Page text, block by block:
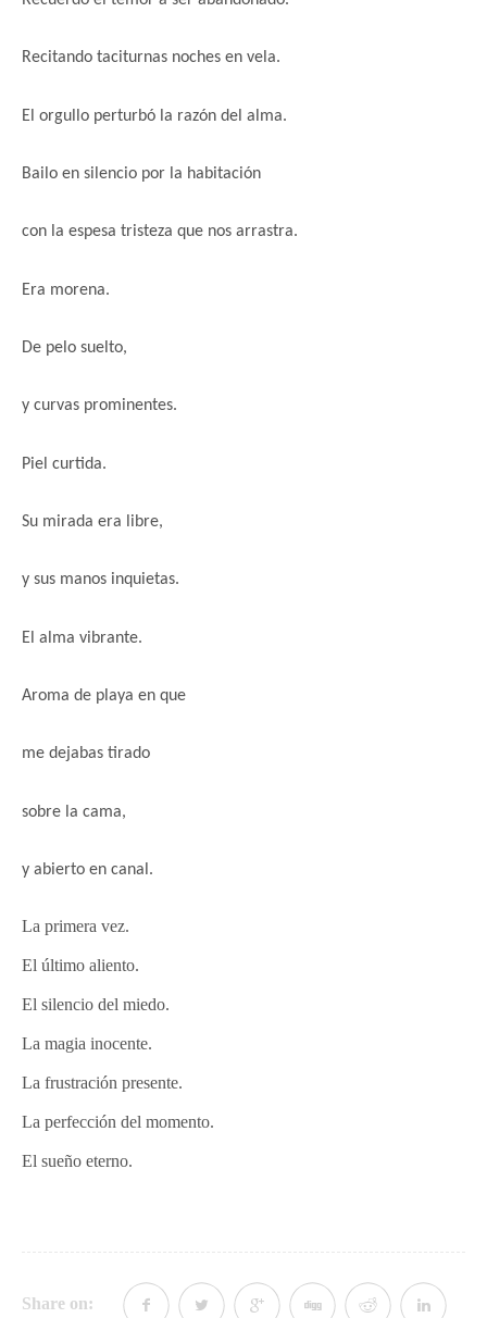
Recitando taciturnas noches en vela.
El orgullo perturbó la razón del alma.
Bailo en silencio por la habitación
con la espesa tristeza que nos arrastra.
Era morena.
De pelo suelto,
y curvas prominentes.
Piel curtida.
Su mirada era libre,
y sus manos inquietas.
El alma vibrante.
Aroma de playa en que
me dejabas tirado
sobre la cama,
y abierto en canal.
La primera vez.
El último aliento.
El silencio del miedo.
La magia inocente.
La frustración presente.
La perfección del momento.
El sueño eterno.
Share on: